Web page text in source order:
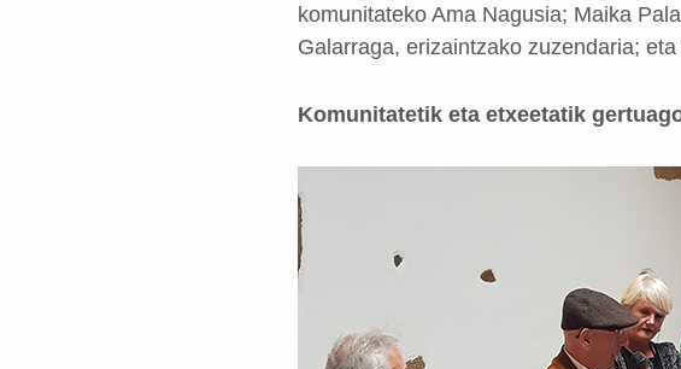
komunitateko Ama Nagusia; Maika
Galarraga, erizaintzako zuzendaria;
Komunitatetik eta etxeetatik